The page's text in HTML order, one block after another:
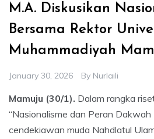
M.A. Diskusikan
Bersama Rektor
Muhammadiyah
January 30, 2026 By Nurlaili
Mamuju (30/1). Dalam rangka
“Nasionalisme dan Peran Dakwah
cendekiawan muda Nahdlatul